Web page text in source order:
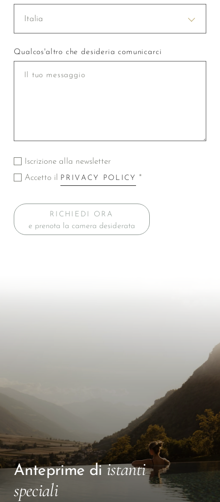
Italia
Qualcos'altro che desideria comunicarci
Iscrizione alla newsletter
Accetto il
PRIVACY POLICY *
RICHIEDI ORA
e prenota la camera desiderata
Anteprime di istanti
speciali